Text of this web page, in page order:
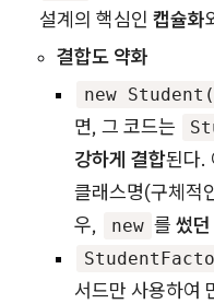
설계의 핵심인 캡슐화
결합도 약화
new
면, 그 코드는
강하게 결합된다.
클래스명(구체적
우,
new 를 썼
서드만 사용하여